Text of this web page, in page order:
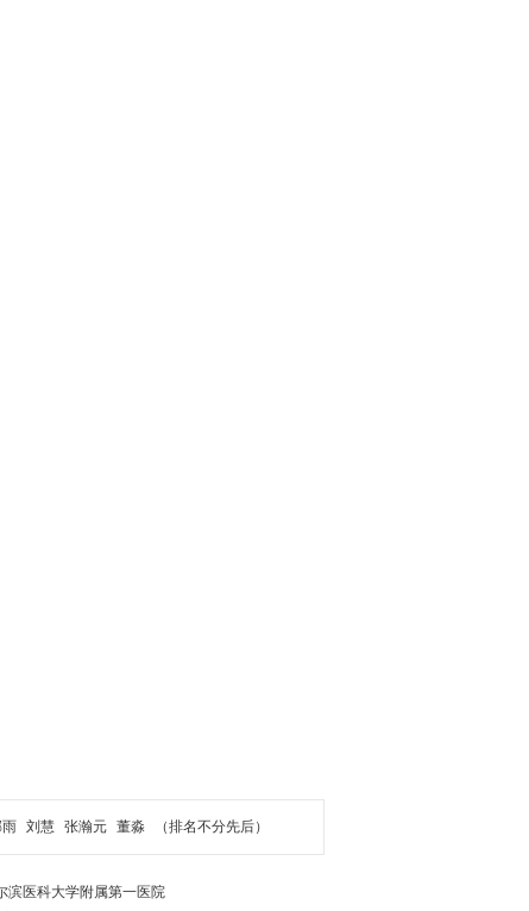
刘慧 张瀚元 董淼 （排名不分先后）
滨医科大学附属第一医院